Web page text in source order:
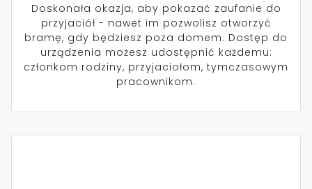
Doskonała okazja, aby pokazać zaufanie do
przyjaciół - nawet im pozwolisz otworzyć
bramę, gdy będziesz poza domem. Dostęp do
urządzenia możesz udostępnić każdemu:
członkom rodziny, przyjaciołom, tymczasowym
pracownikom.